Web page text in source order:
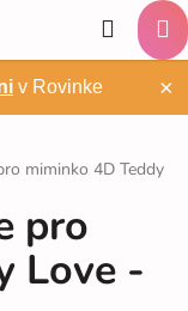
v Rovinke ×
Hľadať
miminko 4D Teddy
pro
Love -